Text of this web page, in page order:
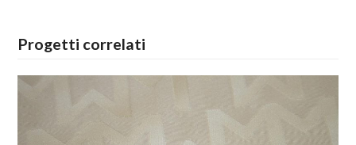
Progetti correlati